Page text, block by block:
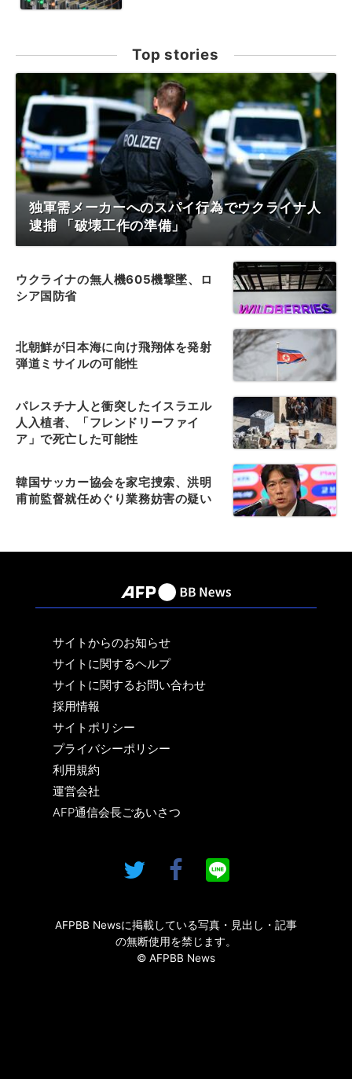
Top stories
独軍需メーカーへのスパイ行為でウクライナ人
逮捕 「破壊工作の準備」
ウクライナの無人機605機撃墜、ロ
シア国防省
北朝鮮が日本海に向け飛翔体を発射
弾道ミサイルの可能性
パレスチナ人と衝突したイスラエル
人入植者、「フレンドリーファイ
ア」で死亡した可能性
韓国サッカー協会を家宅捜索、洪明
甫前監督就任めぐり業務妨害の疑い
サイトからのお知らせ
サイトに関するヘルプ
サイトに関するお問い合わせ
採用情報
サイトポリシー
プライバシーポリシー
利用規約
運営会社
AFP通信会長ごあいさつ
AFPBB Newsに掲載している写真・見出し・記事
の無断使用を禁じます。
© AFPBB News